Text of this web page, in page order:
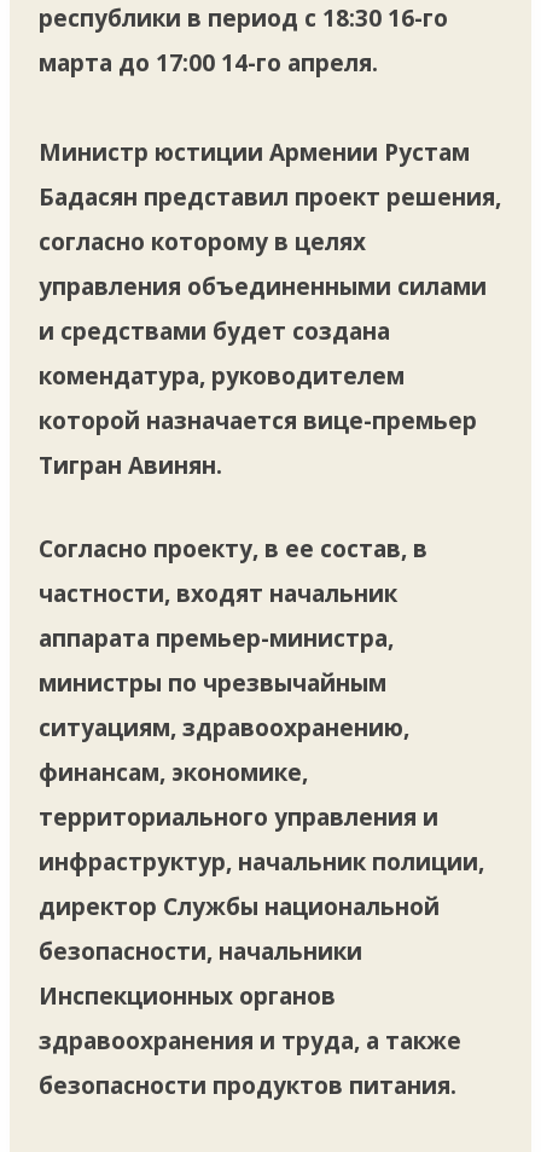
республики в период с 18:30 16-го
марта до 17:00 14-го апреля.
Министр юстиции Армении Рустам
Бадасян представил проект решения,
согласно которому в целях
управления объединенными силами
и средствами будет создана
комендатура, руководителем
которой назначается вице-премьер
Тигран Авинян.
Согласно проекту, в ее состав, в
частности, входят начальник
аппарата премьер-министра,
министры по чрезвычайным
ситуациям, здравоохранению,
финансам, экономике,
территориального управления и
инфраструктур, начальник полиции,
директор Службы национальной
безопасности, начальники
Инспекционных органов
здравоохранения и труда, а также
безопасности продуктов питания.